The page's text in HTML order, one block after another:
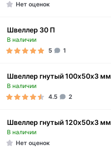
Нет оценок
Швеллер 30 П
В наличии
5
1
Швеллер гнутый 100х50х3 мм
В наличии
4.5
2
Швеллер гнутый 120х50х3 мм
В наличии
Нет оценок